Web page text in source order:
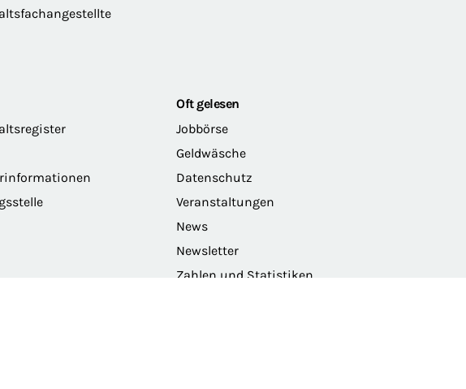
Oft gelesen
Jobbörse
Geldwäsche
Datenschutz
Veranstaltungen
News
Newsletter
Zahlen und Statistiken